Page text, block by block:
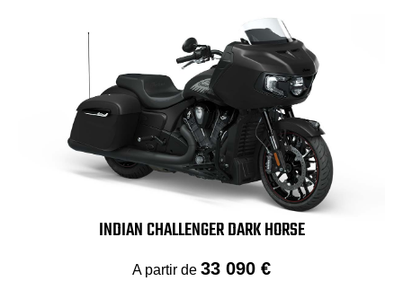
INDIAN CHALLENGER DARK HORSE
A partir de 33 090 €